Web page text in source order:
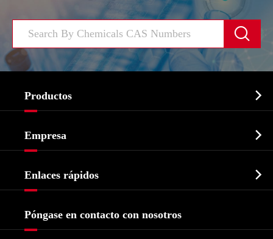

Productos 
Bioquímico
Agroquímicos e intermedios
Ingredientes Cosméticos
Empresa 
Historia de la empresa
Enlaces rápidos 
Póngase en contacto con nosotros